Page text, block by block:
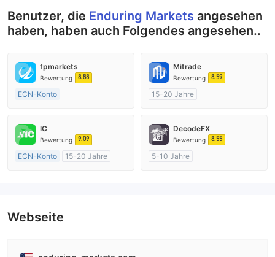
Benutzer, die Enduring Markets angesehen
haben, haben auch Folgendes angesehen..
fpmarkets
Bewertung 8.88
ECN-Konto
AustralienRegulierung
Market Making (MM)
Mitrade
Bewertung 8.59
15-20 Jahre
Market Making (MM)
Selbstforschung
IC
Bewertung 9.09
ECN-Konto
15-20 Jahre
DecodeFX
Bewertung 8.55
5-10 Jahre
Webseite